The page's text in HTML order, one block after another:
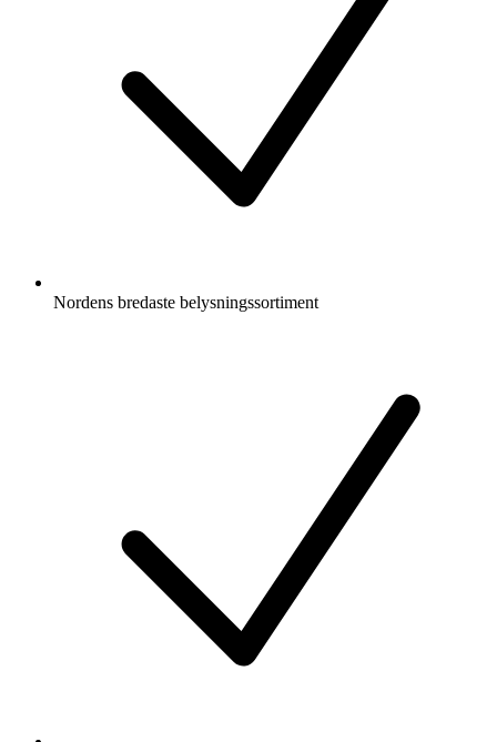
Nordens bredaste belysningssortiment